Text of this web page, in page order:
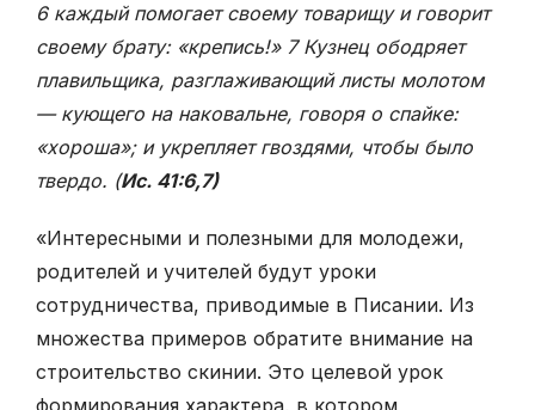
6 каждый помогает своему товарищу и говорит
своему брату: «крепись!» 7 Кузнец ободряет
плавильщика, разглаживающий листы молотом
— кующего на наковальне, говоря о спайке:
«хороша»; и укрепляет гвоздями, чтобы было
твердо. (Ис. 41:6,7)
«Интересными и полезными для молодежи,
родителей и учителей будут уроки
сотрудничества, приводимые в Писании. Из
множества примеров обратите внимание на
строительство скинии. Это целевой урок
формирования характера, в котором